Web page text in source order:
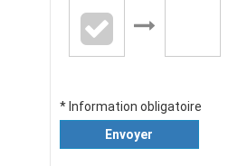
* Information obligatoire
Envoyer